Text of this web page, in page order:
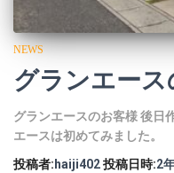
NEWS
グランエー
グランエースのお客様 後日
エースは初めてみました。
投稿者: haiji402投稿日時:2